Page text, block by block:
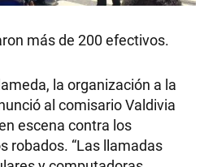
más de 200 efectivos.
la organización a la
al comisario Valdivia
escena contra los
robados. “Las llamadas